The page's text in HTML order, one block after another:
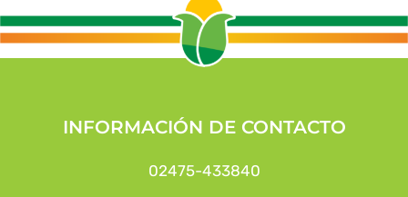
INFORMACIÓN DE CONTACTO
02475-433840